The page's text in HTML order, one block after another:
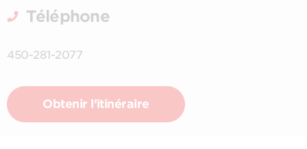
Téléphone
450-281-2077
Obtenir l’itinéraire